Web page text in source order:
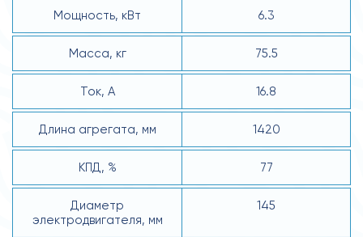
Мощность, кВт 6.3
Масса, кг 75.5
Ток, А 16.8
Длина агрегата, мм 1420
КПД, % 77
Диаметр
электродвигателя, мм
145